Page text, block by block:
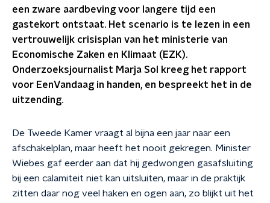
een zware aardbeving voor langere tijd een
gastekort ontstaat. Het scenario is te lezen in een
vertrouwelijk crisisplan van het ministerie van
Economische Zaken en Klimaat (EZK).
Onderzoeksjournalist Marja Sol kreeg het rapport
voor EenVandaag in handen, en bespreekt het in de
uitzending.
De Tweede Kamer vraagt al bijna een jaar naar een
afschakelplan, maar heeft het nooit gekregen. Minister
Wiebes gaf eerder aan dat hij gedwongen gasafsluiting
bij een calamiteit niet kan uitsluiten, maar in de praktijk
zitten daar nog veel haken en ogen aan, zo blijkt uit het